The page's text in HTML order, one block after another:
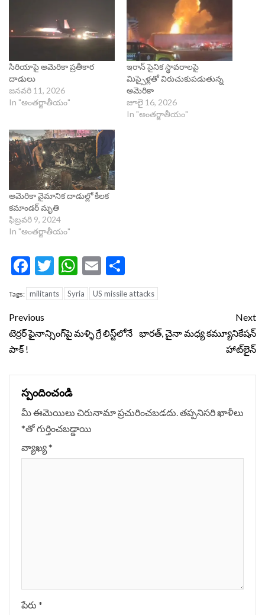
సిరియాపై అమెరికా ప్రతీకార
దాడులు
జనవరి 11, 2026
In "అంతర్జాతీయం"
ఇరాన్ సైనిక స్థావ‌రాల‌పై
మిస్సైళ్ల‌తో విరుచుకుప‌డుతున్న
అమెరికా
జూలై 16, 2026
In "అంతర్జాతీయం"
అమెరికా వైమానిక దాడుల్లో కీలక
కమాండర్ మృతి
ఫిబ్రవరి 9, 2024
In "అంతర్జాతీయం"
Facebook
Twitter
WhatsApp
Email
Tags: militants Syria US missile attacks
Continue
Reading
Previous
టెర్రర్ ఫైనాన్సింగ్‌పై మళ్ళి గ్రే లిస్ట్‌లోనే
పాక్ !
Next
భారత్‌, చైనా మధ్య కమ్యూనికేషన్‌
హాట్‌లైన్
స్పందించండి
మీ ఈమెయిలు చిరునామా ప్రచురించబడదు.తప్పనిసరి ఖాళీలు
*‌తో గుర్తించబడ్డాయి
వ్యాఖ్య*
పేరు *